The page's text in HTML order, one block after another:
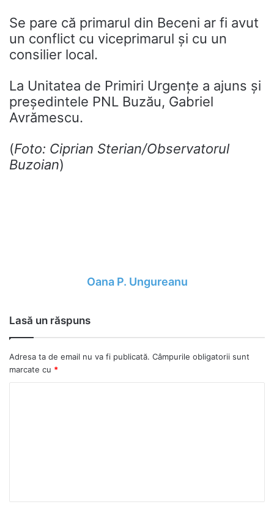
Se pare că primarul din Beceni ar fi avut
un conflict cu viceprimarul și cu un
consilier local.
La Unitatea de Primiri Urgențe a ajuns și
președintele PNL Buzău, Gabriel
Avrămescu.
(Foto: Ciprian Sterian/Observatorul
Buzoian)
Oana P. Ungureanu
Lasă un răspuns
Adresa ta de email nu va fi publicată. Câmpurile obligatorii sunt
marcate cu *
a